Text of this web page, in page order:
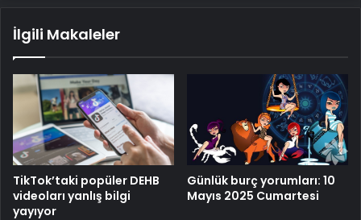
"Dil,
Cenneti
Cehennemidir"
İlgili Makaleler
TikTok’taki popüler DEHB
videoları yanlış bilgi
yayıyor
Günlük burç yorumları: 10
Mayıs 2025 Cumartesi